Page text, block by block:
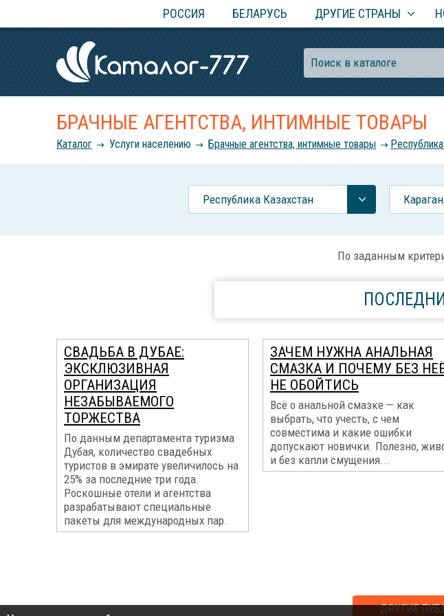
РОССИЯ БЕЛАРУСЬ ДРУГИЕ СТРАНЫ
БРАЧНЫЕ АГЕНТСТВА, ИНТИМНЫЕ ТОВАРЫ
Каталог Услуги населению Брачные агентства, интимные товары
Республика Казахстан
По заданным
СВАДЬБА В ДУБАЕ:
ЭКСКЛЮЗИВНАЯ
ОРГАНИЗАЦИЯ
НЕЗАБЫВАЕМОГО
ТОРЖЕСТВА
По данным департамента туризма
Дубая, количество свадебных
туристов в эмирате увеличилось на
25% за последние три года.
Роскошные отели и агентства
разрабатывают специальные
пакеты для международных пар.
ЗАЧЕМ НУЖНА АНАЛЬНАЯ
СМАЗКА И ПОЧЕМУ БЕЗ
НЕ ОБОЙТИСЬ
Всё о анальной смазке — как
выбрать, что учесть, с чем
совместима и какие ошибки
допускают новички. Полезно,
и без капли смущения...
ДРУГИЕ